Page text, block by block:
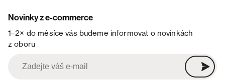
Novinky z e-commerce
1–2× do měsíce vás budeme informovat o novinkách
z oboru